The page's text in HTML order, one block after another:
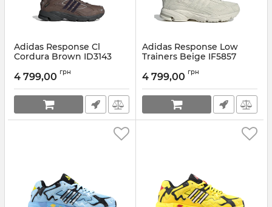
Adidas Response Cl
Cordura Brown ID3143
4 799,00 грн
Adidas Response Low
Trainers Beige IF5857
4 799,00 грн